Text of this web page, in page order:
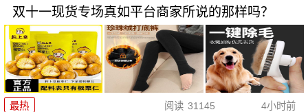
双十一现货专场真如平台商家所说的那样吗？
最热 阅读 31145 4小时前